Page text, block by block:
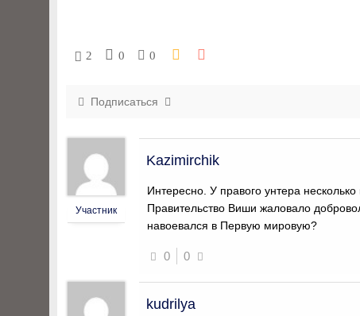
2 0 0
Подписаться
Участник
Kazimirchik
Интересно. У правого унтера
Правительство Виши жаловало
навоевался в Первую мировую?
0 0
kudrilya